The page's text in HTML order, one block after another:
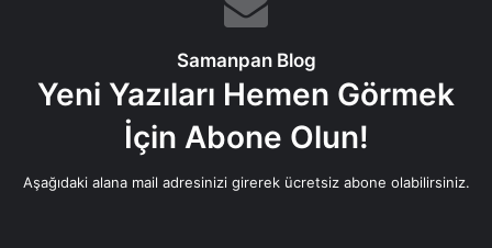
Samanpan Blog
Yeni Yazıları Hemen Görmek
İçin Abone Olun!
Aşağıdaki alana mail adresinizi girerek ücretsiz abone olabilirsiniz.